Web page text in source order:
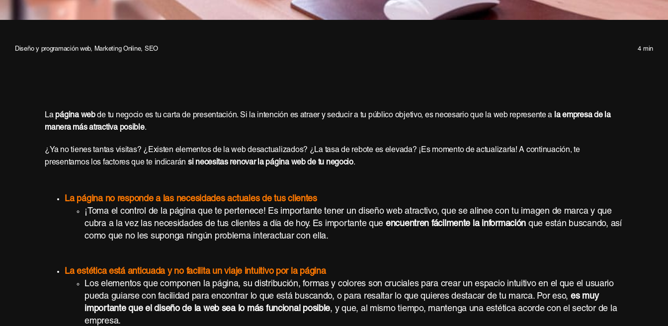
Diseño y programación web, Marketing Online, SEO 4 min
La página webde tu negocio es tu carta de presentación. Si la intención es atraer y seducir a tu público objetivo, es necesario que la web represente a la empresa de la
manera más atractiva posible.
¿Ya no tienes tantas visitas? ¿Existen elementos de la web desactualizados? ¿La tasa de rebote es elevada? ¡Es momento de actualizarla! A continuación, te
presentamos los factores que te indicarán si necesitas renovar la página web de tu negocio.
La página no responde a las necesidades actuales de tus clientes
¡Toma el control de la página que te pertenece! Es importante tener un diseño web atractivo, que se alinee con tu imagen de marca y que
cubra a la vez las necesidades de tus clientes a día de hoy. Es importante que encuentren fácilmente la información que están buscando, así
como que no les suponga ningún problema interactuar con ella.
La estética está anticuada y no facilita un viaje intuitivo por la página
Los elementos que componen la página, su distribución, formas y colores son cruciales para crear un espacio intuitivo en el que el usuario
pueda guiarse con facilidad para encontrar lo que está buscando, o para resaltar lo que quieres destacar de tu marca. Por eso, es muy
importante que el diseño de la web sea lo más funcional posible, y que, al mismo tiempo, mantenga una estética acorde con el sector de la
empresa.